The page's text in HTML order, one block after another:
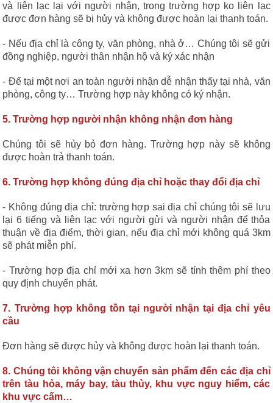
và liên lạc lại với người nhận, trong trường hợp ko liên lạc
được đơn hàng sẽ bị hủy và không được hoàn lại thanh toán.
- Nếu địa chỉ là công ty, văn phòng, nhà ở… Chúng tôi sẽ gửi
đồng nghiệp, người thân nhận hộ và ký xác nhận
- Để tại một nơi an toàn người nhận dễ nhận thấy tại nhà, văn
phòng, công ty… Trường hợp này không có ký nhận.
5. Trường hợp người nhận không nhận đơn hàng
Chúng tôi sẽ hủy bỏ đơn hàng. Trường hợp này sẽ không
được hoàn trả thanh toán.
6. Trường hợp không đúng địa chỉ hoặc thay đổi địa chỉ
- Không đúng địa chỉ: trường hợp sai địa chỉ chúng tôi sẽ lưu
lại 6 tiếng và liên lạc với người gửi và người nhận để thỏa
thuận về địa điểm, thời gian, nếu địa chỉ mới không quá 3km
sẽ phát miễn phí.
- Trường hợp địa chỉ mới xa hơn 3km sẽ tính thêm phí theo
quy định chuyển phát.
7. Trường hợp không tồn tại người nhận tại địa chỉ yêu
cầu
Đơn hàng sẽ được hủy và không được hoàn lại thanh toán.
8. Chúng tôi không vận chuyển sản phẩm đến các địa chỉ
trên tàu hỏa, máy bay, tàu thủy, khu vực nguy hiểm, các
khu vực cấm…